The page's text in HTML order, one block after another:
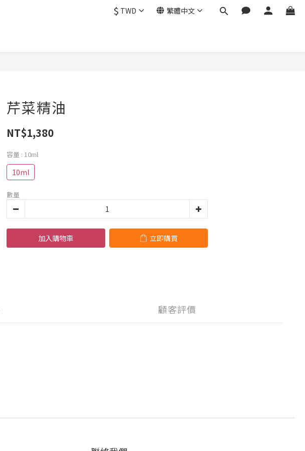
$ TWD 繁體中文
芹菜精油
NT$1,380
容量 : 10ml
10ml
數量
加入購物車 立即購買
顧客評價